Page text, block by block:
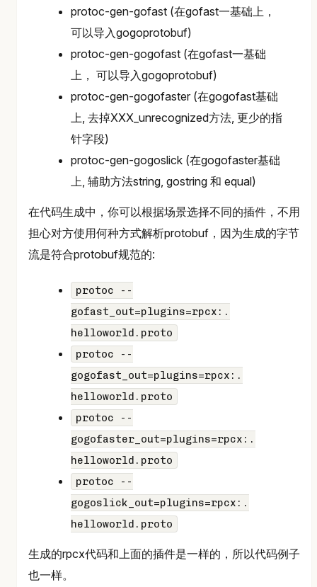
protoc-gen-gofast (在gofast一基础上，
可以导入gogoprotobuf)
protoc-gen-gogofast (在gofast一基础
上， 可以导入gogoprotobuf)
protoc-gen-gogofaster (在gogofast基础
上, 去掉XXX_unrecognized方法, 更少的指
针字段)
protoc-gen-gogoslick (在gogofaster基础
上, 辅助方法string, gostring 和 equal)
在代码生成中，你可以根据场景选择不同的插件，不用
担心对方使用何种方式解析protobuf，因为生成的字节
流是符合protobuf规范的:
protoc --
gofast_out=plugins=rpcx:.
helloworld.proto
protoc --
gogofast_out=plugins=rpcx:.
helloworld.proto
protoc --
gogofaster_out=plugins=rpcx:.
helloworld.proto
protoc --
gogoslick_out=plugins=rpcx:.
helloworld.proto
生成的rpcx代码和上面的插件是一样的，所以代码例子
也一样。